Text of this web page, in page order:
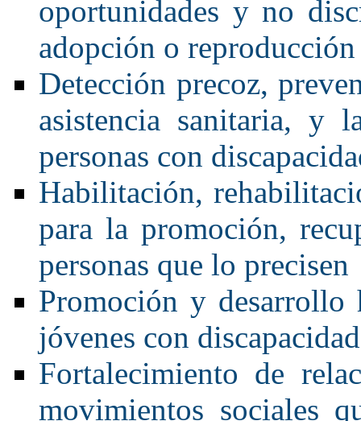
oportunidades y no
adopción o
Detección precoz,
asistencia sanitaria, y
personas con
Habilitación,
para la promoción,
personas que lo precisen
Promoción y desarrollo
jóvenes con
Fortalecimiento de
movimientos sociales